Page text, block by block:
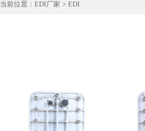
当前位置： EDI厂家 > EDI